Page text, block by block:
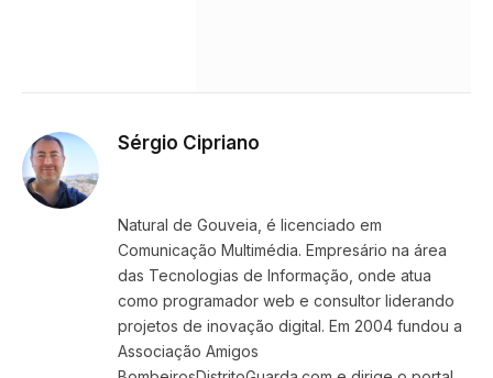
Sérgio Cipriano
Natural de Gouveia, é licenciado em
Comunicação Multimédia. Empresário na área
das Tecnologias de Informação, onde atua
como programador web e consultor liderando
projetos de inovação digital. Em 2004 fundou a
Associação Amigos